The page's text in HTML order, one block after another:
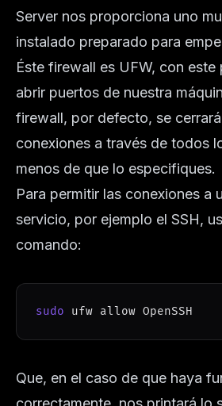
Server nos proporciona uno
instalado preparado para
Éste firewall es UFW, con
abrir puertos de nuestra
firewall, por defecto, se
conexiones a través de todos
menos de que lo especifiques.
Para permitir las conexiones a
servicio, por ejemplo el SSH,
comando:
sudo ufw allow OpenSSH
Que, en el caso de que haya